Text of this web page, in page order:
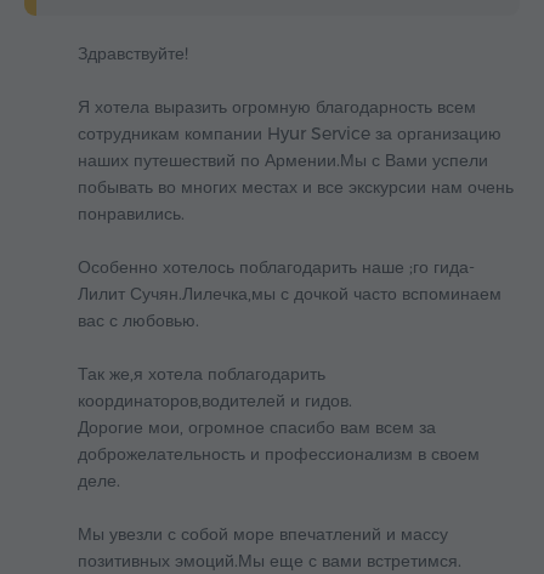
Здравствуйте!
Я хотела выразить огромную благодарность всем
сотрудникам компании Hyur Service за организацию
наших путешествий по Армении.Мы с Вами успели
побывать во многих местах и все экскурсии нам очень
понравились.
Особенно хотелось поблагодарить наше ;го гида-
Лилит Сучян.Лилечка,мы с дочкой часто вспоминаем
вас с любовью.
Так же,я хотела поблагодарить
координаторов,водителей и гидов.
Дорогие мои, огромное спасибо вам всем за
доброжелательность и профессионализм в своем
деле.
Мы увезли с собой море впечатлений и массу
позитивных эмоций.Мы еще с вами встретимся.